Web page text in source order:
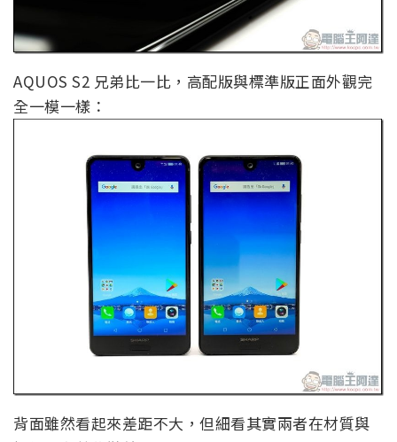
AQUOS S2 兄弟比一比，高配版與標準版正面外觀完
全一模一樣：
背面雖然看起來差距不大，但細看其實兩者在材質與